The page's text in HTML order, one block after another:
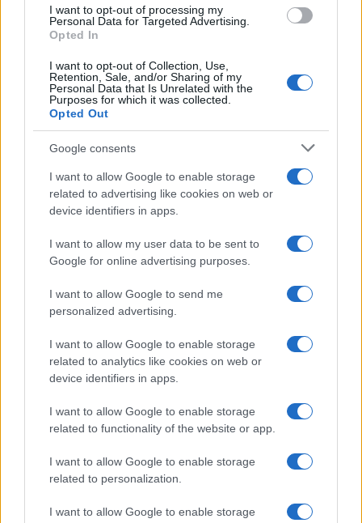
I want to opt-out of processing my
Personal Data for Targeted Advertising.
Opted In
I want to opt-out of Collection, Use,
Retention, Sale, and/or Sharing of my
Personal Data that Is Unrelated with the
Purposes for which it was collected.
Opted Out
Google consents
I want to allow Google to enable storage
related to advertising like cookies on web or
device identifiers in apps.
I want to allow my user data to be sent to
Google for online advertising purposes.
I want to allow Google to send me
personalized advertising.
I want to allow Google to enable storage
related to analytics like cookies on web or
device identifiers in apps.
I want to allow Google to enable storage
related to functionality of the website or app.
I want to allow Google to enable storage
related to personalization.
I want to allow Google to enable storage
imbarcazioni leggere. Le mine navali sono
considerate strumenti relativamente economici
rimuovere. Anche poche centinaia di ordigni
collocati in punti strategici delle rotte marittime
potrebbero compromettere temporaneamente
una quota significativa del traffico petrolifero
commercio via mare.
La minaccia di Trump
Le notizie sul possibile minamento dello stretto
hanno provocato la reazione del presidente degli
Stati Uniti,Donald Trump. “Se l’Iran ha
posizionato delle mine nello Stretto di Hormuz, e
non abbiamo notizie in merito, vogliamo che
vengano rimosse immediatamente”, dice Trump,
con un post su Truth, reagendo sulla base delle
indiscrezioni. Già in precedenza il presidente
aveva avvertito che un blocco prolungato della
militare.